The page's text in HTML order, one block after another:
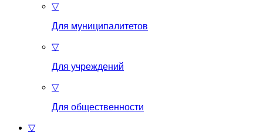
▽
Для муниципалитетов
▽
Для учреждений
▽
Для общественности
▽